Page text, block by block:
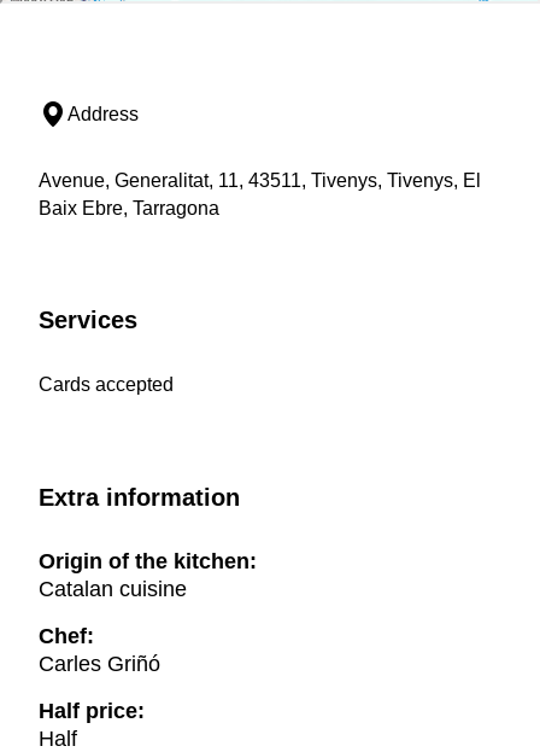
Address
Avenue, Generalitat, 11, 43511, Tivenys, Tivenys, El
Baix Ebre, Tarragona
Services
Cards accepted
Extra information
Origin of the kitchen:
Catalan cuisine
Chef:
Carles Griñó
Half price:
Half